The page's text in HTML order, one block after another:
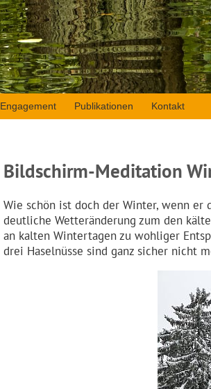
Engagement Publikationen Kontakt
Bildschirm-Meditation
Wie schön ist doch der Winter, wenn
deutliche Wetteränderung zum den
an kalten Wintertagen zu wohliger
drei Haselnüsse sind ganz sicher nicht